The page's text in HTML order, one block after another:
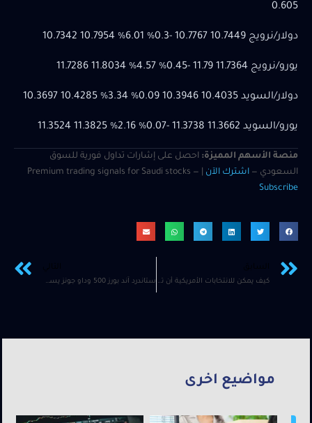
مواضيع اخرى
0.605
دولار/نرويج 10.7449 10.7767 -0.3% 6.01% 10.7954 10.7342
يورو/نرويج 11.7364 11.79 -0.45% 4.57% 11.8034 11.7286
دولار/السويد 10.4035 10.3946 0.09% 3.34% 10.4285 10.3697
يورو/السويد 11.3662 11.3738 -0.07% 2.16% 11.3825 11.3524
منصة الأسهم المميزة: احصل على إشارات تداول فورية للسوق
السعودي — اشترك الآن
Subscribe
كيف يمكن للانتخابات الأمريكية أن تؤثر على أسهم أوروبا الوسطى والشرقية والشرق الأوسط وأفريقيا – جي بي مورجان ستاندرد آند بورز 500 وداو جونز يسجلان أرقاما قياسية جديدة بفضل شراء التكنولوجيا، قبل الأرباح والبيانات الاقتصادية